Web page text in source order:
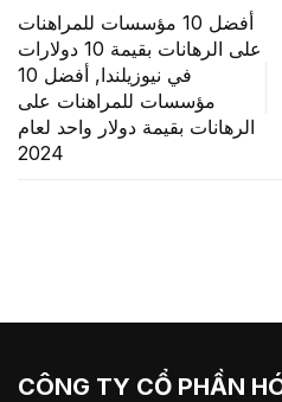
أفضل 10 مؤسسات للمراهنات
على الرهانات بقيمة 10 دولارات
في نيوزيلندا, أفضل 10
مؤسسات للمراهنات على
الرهانات بقيمة دولار واحد لعام
2024
CÔNG TY CỔ PHẦN